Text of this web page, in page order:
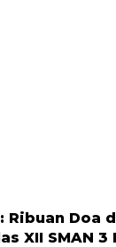
Ribuan Doa
XII SMAN 3